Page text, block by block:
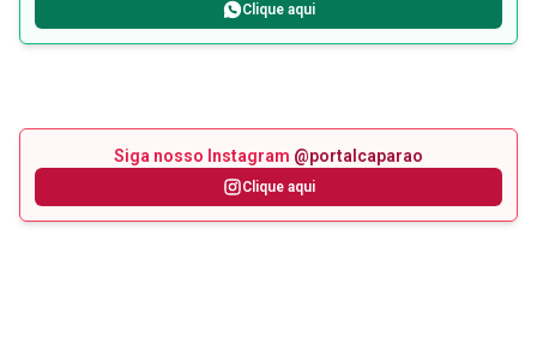
Clique aqui
Siga nosso Instagram @portalcaparao
Clique aqui